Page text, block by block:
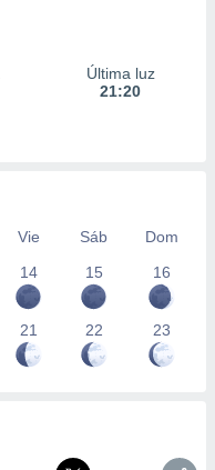
Última luz
21:20
Vie Sáb
Dom
14 15 16
21 22 23